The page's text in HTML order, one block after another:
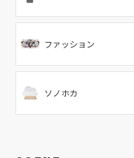
ファッション
ソノホカ